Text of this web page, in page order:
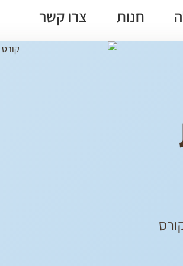
חנות צרו קשר